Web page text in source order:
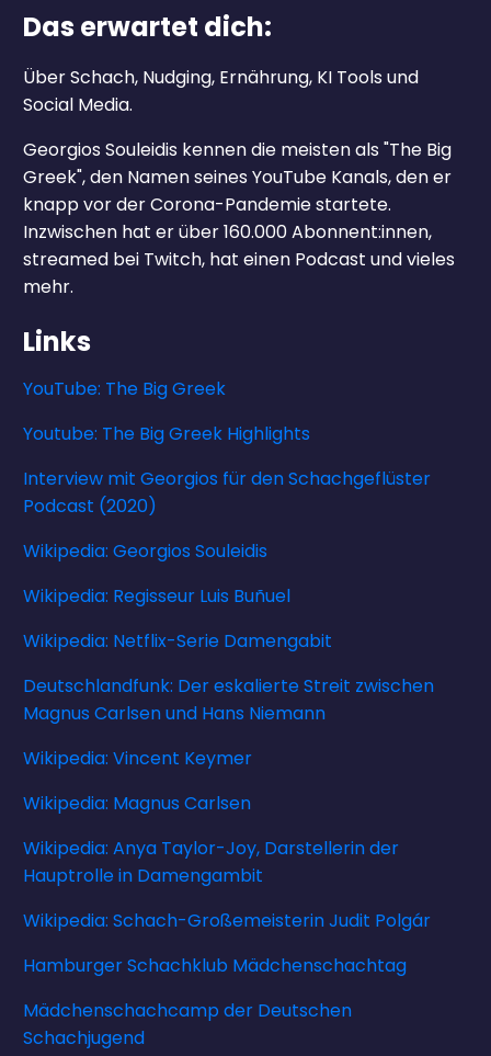
Das erwartet dich:
Über Schach, Nudging, Ernährung, KI Tools und
Social Media.
Georgios Souleidis kennen die meisten als "The Big
Greek", den Namen seines YouTube Kanals, den er
knapp vor der Corona-Pandemie startete.
Inzwischen hat er über 160.000 Abonnent:innen,
streamed bei Twitch, hat einen Podcast und vieles
mehr.
Links
YouTube: The Big Greek
Youtube: The Big Greek Highlights
Interview mit Georgios für den Schachgeflüster
Podcast (2020)
Wikipedia: Georgios Souleidis
Wikipedia: Regisseur Luis Buñuel
Wikipedia: Netflix-Serie Damengabit
Deutschlandfunk: Der eskalierte Streit zwischen
Magnus Carlsen und Hans Niemann
Wikipedia: Vincent Keymer
Wikipedia: Magnus Carlsen
Wikipedia: Anya Taylor-Joy, Darstellerin der
Hauptrolle in Damengambit
Wikipedia: Schach-Großemeisterin Judit Polgár
Hamburger Schachklub Mädchenschachtag
Mädchenschachcamp der Deutschen
Schachjugend